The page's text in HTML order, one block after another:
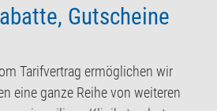
Gutscheine
Tarifvertrag ermöglichen wir
eine ganze Reihe von weiteren